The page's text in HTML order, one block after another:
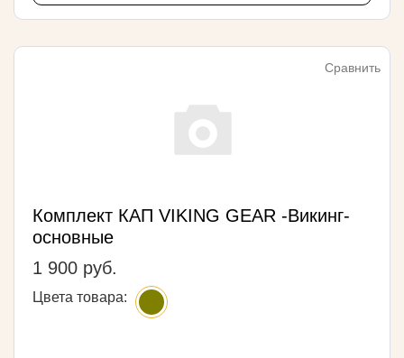
Сравнить
Комплект КАП VIKING GEAR -Викинг-
основные
1 900 руб.
Цвета товара: